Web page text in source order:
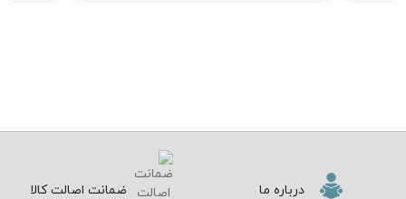
درباره ما ضمانت اصالت کالا